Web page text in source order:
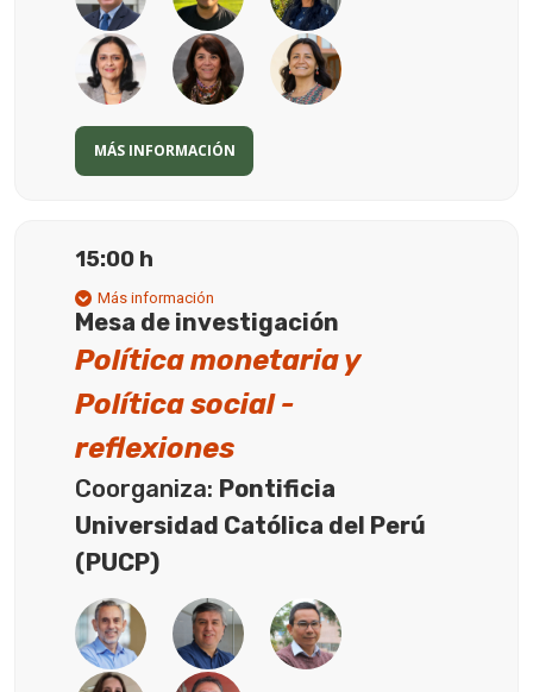
MÁS INFORMACIÓN
15:00 h
Más información
Mesa de investigación
Política monetaria y
Política social -
reflexiones
Coorganiza: Pontificia
Universidad Católica del Perú
(PUCP)